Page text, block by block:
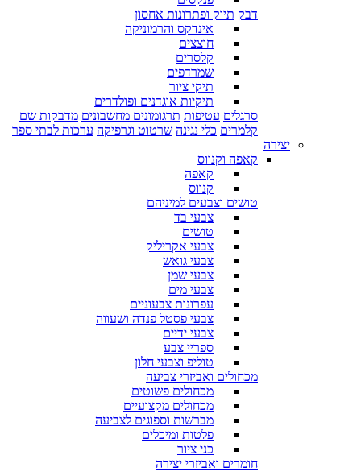
דבק תיוק ופתרונות אחסון
אינדקס והרמוניקה
חוצצים
קלסרים
שמרדפים
תיקי ציור
תיקיות אוגדנים ופולדרים
סרגלים עטיפות תרגומונים מחשבונים מדבקות שם
קלמרים כלי נגינה שרטוט וגרפיקה ערכות לבתי ספר
יצירה
קאפה וקנווס
קאפה
קנווס
טושים וצבעים למיניהם
צבעי בד
טושים
צבעי אקריליק
צבעי גואש
צבעי שמן
צבעי מים
עפרונות צבעוניים
צבעי פסטל פנדה ושעווה
צבעי ידיים
ספריי צבע
טוליפ וצבעי חלון
מכחולים ואביזרי צביעה
מכחולים פשוטים
מכחולים מקצועיים
מברשות וספוגים לצביעה
פלטות ומיכלים
כני ציור
חומרים ואביזרי יצירה